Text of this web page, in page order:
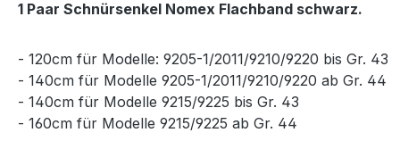
1 Paar Schnürsenkel Nomex Flachband schwarz.
- 120cm für Modelle: 9205-1/2011/9210/9220 bis Gr. 43
- 140cm für Modelle 9205-1/2011/9210/9220 ab Gr. 44
- 140cm für Modelle 9215/9225 bis Gr. 43
- 160cm für Modelle 9215/9225 ab Gr. 44